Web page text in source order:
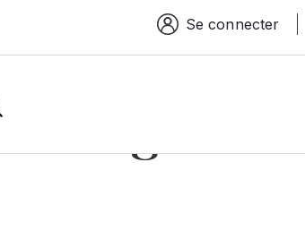
Espace connexion
Se connecter